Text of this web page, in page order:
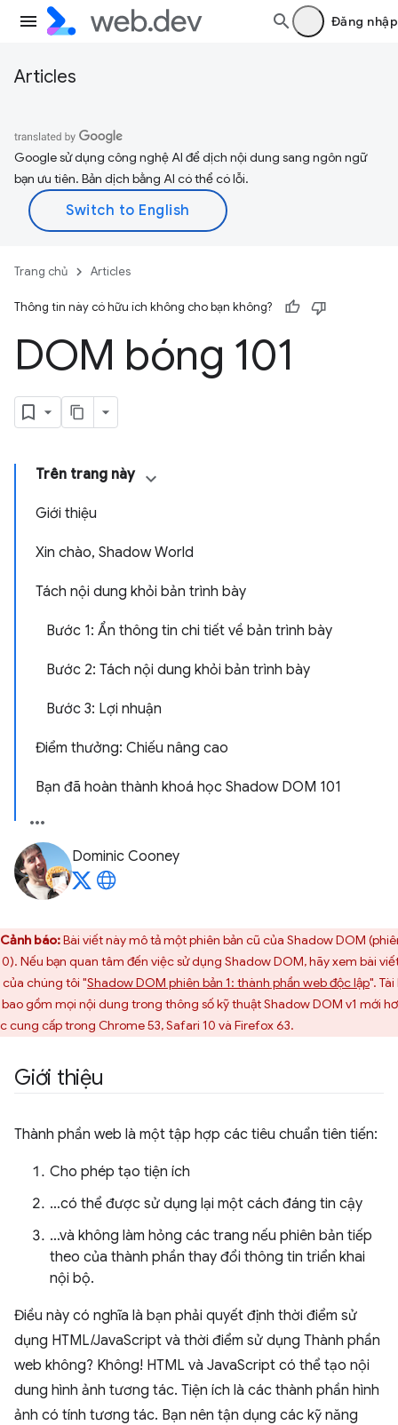
Đăng nhập
Articles
Google sử dụng công nghệ AI để dịch nội dung sang ngôn ngữ
bạn ưu tiên. Bản dịch bằng AI có thể có lỗi.
Trang chủ Articles
Thông tin này có hữu ích không cho bạn không?
DOM bóng 101
Trên trang này
Giới thiệu
Xin chào, Shadow World
Tách nội dung khỏi bản trình bày
Bước 1: Ẩn thông tin chi tiết về bản trình bày
Bước 2: Tách nội dung khỏi bản trình bày
Bước 3: Lợi nhuận
Điểm thưởng: Chiếu nâng cao
Bạn đã hoàn thành khoá học Shadow DOM 101
Dominic Cooney
Cảnh báo:Bài viết này mô tả một phiên bản cũ của Shadow DOM
0). Nếu bạn quan tâm đến việc sử dụng Shadow DOM, hãy xem bài
chúng tôi "Shadow DOM phiên bản 1: thành phần web độc lập".
gồm mọi nội dung trong thông số kỹ thuật Shadow DOM v1 mới
cung cấp trong Chrome 53, Safari 10 và Firefox 63.
Giới thiệu
Thành phần web là một tập hợp các tiêu chuẩn tiên tiến:
Cho phép tạo tiện ích
…có thể được sử dụng lại một cách đáng tin cậy
…và không làm hỏng các trang nếu phiên bản tiếp
theo của thành phần thay đổi thông tin triển khai
nội bộ.
Điều này có nghĩa là bạn phải quyết định thời điểm sử
dụng HTML/JavaScript và thời điểm sử dụng Thành phần
web không? Không! HTML và JavaScript có thể tạo nội
dung hình ảnh tương tác. Tiện ích là các thành phần hình
ảnh có tính tương tác. Bạn nên tận dụng các kỹ năng